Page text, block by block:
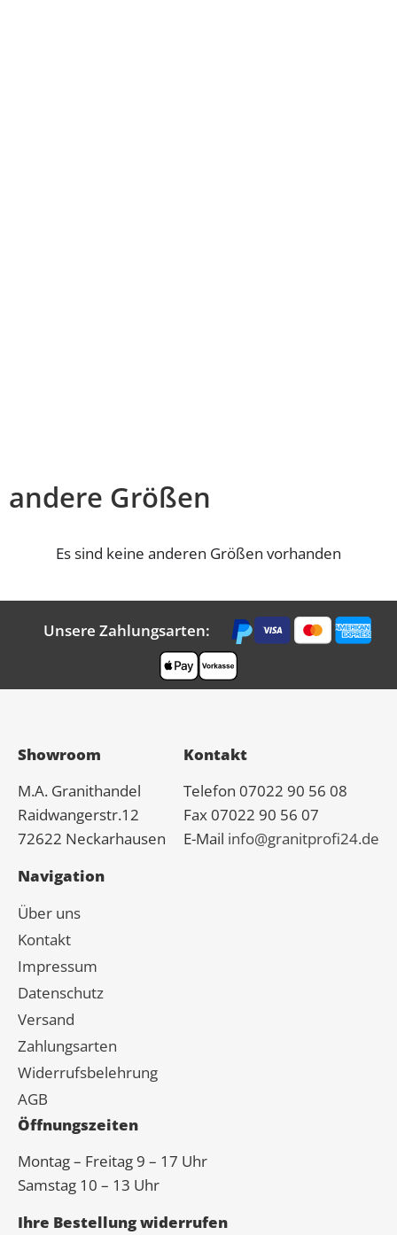
andere Größen
Es sind keine anderen Größen vorhanden
Unsere Zahlungsarten:
Showroom
M.A. Granithandel
Raidwangerstr.12
72622 Neckarhausen
Kontakt
Telefon 07022 90 56 08
Fax 07022 90 56 07
E-Mail info@granitprofi24.de
Navigation
Über uns
Kontakt
Impressum
Datenschutz
Versand
Zahlungsarten
Widerrufsbelehrung
AGB
Öffnungszeiten
Montag – Freitag 9 – 17 Uhr
Samstag 10 – 13 Uhr
Ihre Bestellung widerrufen